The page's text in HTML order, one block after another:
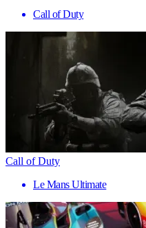
Call of Duty
Call of Duty
Le Mans Ultimate